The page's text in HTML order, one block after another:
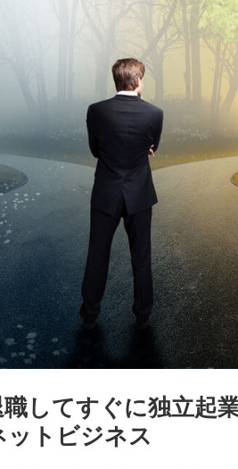
してすぐに独立起
トビジネス